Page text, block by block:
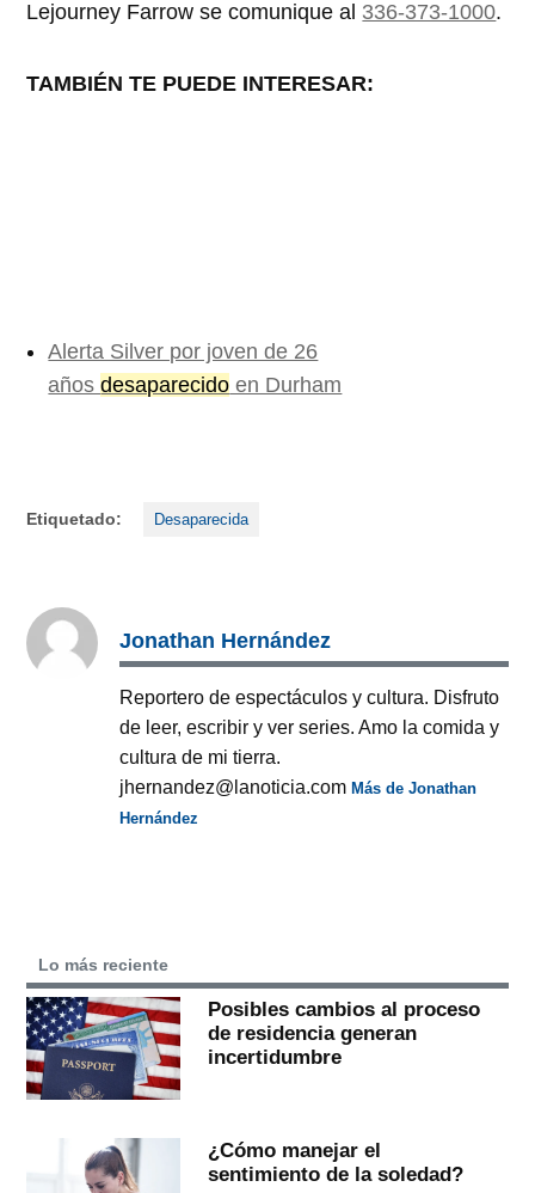
Lejourney Farrow se comunique al 336-373-1000.
TAMBIÉN TE PUEDE INTERESAR:
Alerta Silver por joven de 26
añosdesaparecido en Durham
Etiquetado: Desaparecida
Jonathan Hernández
Reportero de espectáculos y cultura. Disfruto
de leer, escribir y ver series. Amo la comida y
cultura de mi tierra.
jhernandez@lanoticia.comMás de Jonathan
Hernández
Lo más reciente
Posibles cambios al proceso
de residencia generan
incertidumbre
¿Cómo manejar el
sentimiento de la soledad?